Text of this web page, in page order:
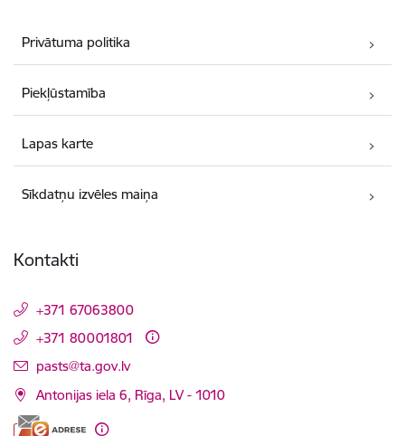
Privātuma politika
Piekļūstamība
Lapas karte
Sīkdatņu izvēles maiņa
Kontakti
+371 67063800
+371 80001801
E-pasts:
pasts@ta.gov.lv
Antonijas iela 6, Rīga, LV - 1010